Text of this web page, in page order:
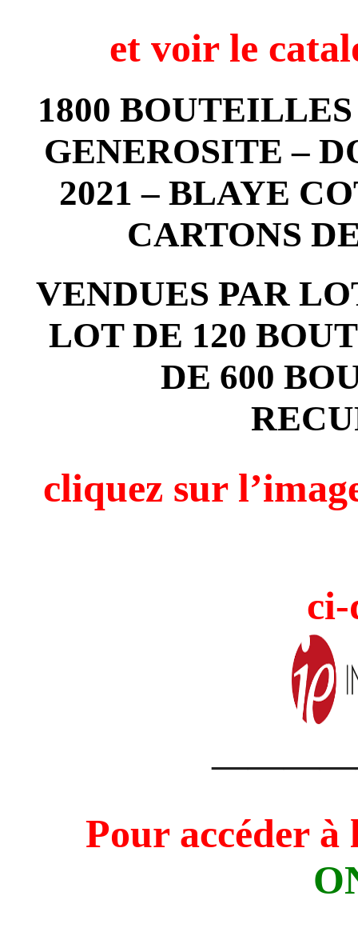
et voir le
1800
GENEROSITE –
2021 – BLAYE
CARTONS
VENDUES PAR
LOT DE 120
DE 600
cliquez sur
ci-
Pour accéder